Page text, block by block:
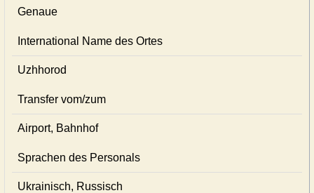
Genaue
International Name des Ortes
Uzhhorod
Transfer vom/zum
Airport, Bahnhof
Sprachen des Personals
Ukrainisch, Russisch